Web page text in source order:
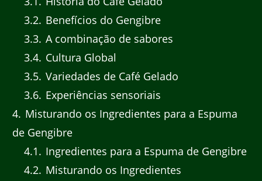
3.2 Benefícios do Gengibre
3.3 A combinação de sabores
3.4 Cultura Global
3.5 Variedades de Café Gelado
3.6 Experiências sensoriais
4 Misturando os Ingredientes para a Espuma
de Gengibre
4.1
Ingredientes para a Espuma de Gengibre
4.2 Misturando os Ingredientes